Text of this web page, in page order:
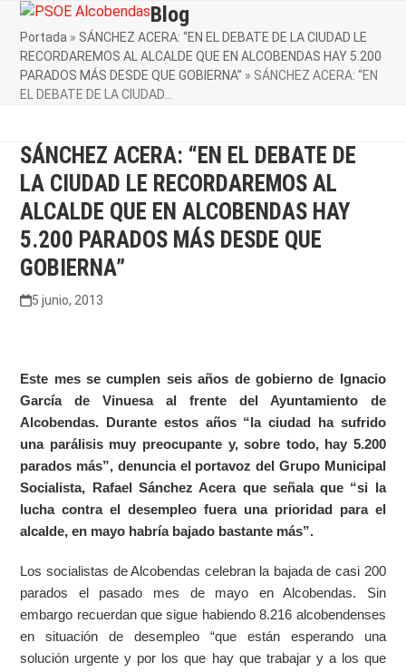
Skip
content
Open
mobile
menu
Close
mobile
menu
Blog
Portada » SÁNCHEZ ACERA: “EN EL DEBATE DE LA CIUDAD LE
RECORDAREMOS AL ALCALDE QUE EN ALCOBENDAS HAY 5.200
PARADOS MÁS DESDE QUE GOBIERNA” » SÁNCHEZ ACERA: “EN
EL DEBATE DE LA CIUDAD…
SÁNCHEZ ACERA: “EN EL DEBATE DE
LA CIUDAD LE RECORDAREMOS AL
ALCALDE QUE EN ALCOBENDAS HAY
5.200 PARADOS MÁS DESDE QUE
GOBIERNA”
5 junio, 2013
Este mes se cumplen seis años de gobierno de Ignacio
García de Vinuesa al frente del Ayuntamiento de
Alcobendas. Durante estos años “la ciudad ha sufrido
una parálisis muy preocupante y, sobre todo, hay 5.200
parados más”, denuncia el portavoz del Grupo Municipal
Socialista, Rafael Sánchez Acera que señala que “si la
lucha contra el desempleo fuera una prioridad para el
alcalde, en mayo habría bajado bastante más”.
Los socialistas de Alcobendas celebran la bajada de casi 200
parados el pasado mes de mayo en Alcobendas. Sin
embargo recuerdan que sigue habiendo 8.216 alcobendenses
en situación de desempleo “que están esperando una
solución urgente y por los que hay que trabajar y a los que